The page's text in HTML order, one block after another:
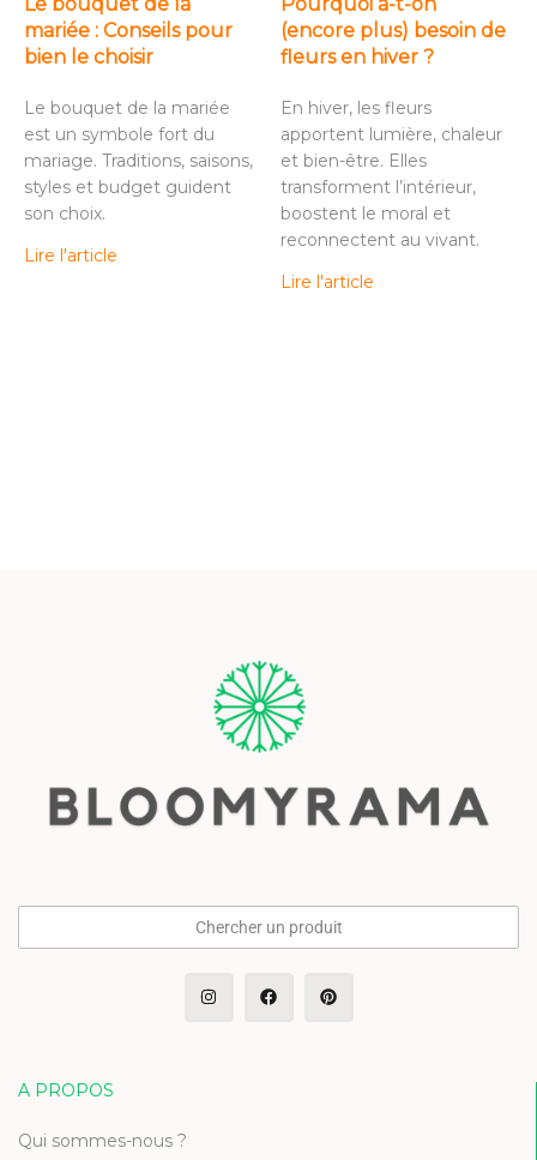
Le bouquet de la
mariée : Conseils pour
bien le choisir
Le bouquet de la mariée
est un symbole fort du
mariage. Traditions, saisons,
styles et budget guident
son choix.
Lire l'article
Pourquoi a-t-on
(encore plus) besoin de
fleurs en hiver ?
En hiver, les fleurs
apportent lumière, chaleur
et bien-être. Elles
transforment l’intérieur,
boostent le moral et
reconnectent au vivant.
Lire l'article
Chercher un produit
A PROPOS
Qui sommes-nous ?